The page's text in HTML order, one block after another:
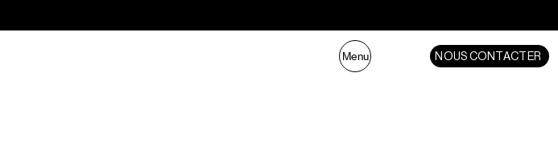
Menu NOUS CONTACTER